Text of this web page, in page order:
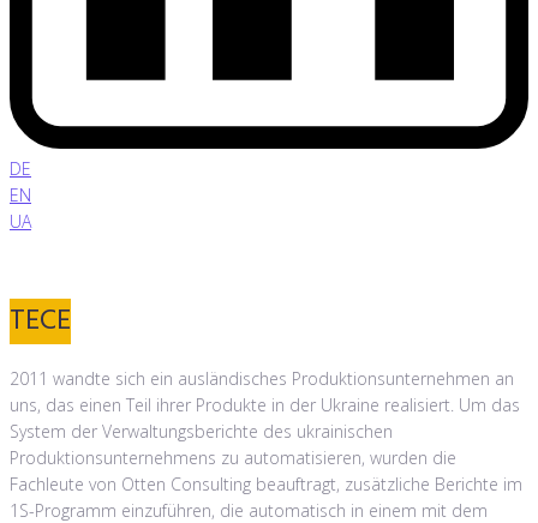
DE
EN
UA
TECE
2011 wandte sich ein ausländisches Produktionsunternehmen an
uns, das einen Teil ihrer Produkte in der Ukraine realisiert. Um das
System der Verwaltungsberichte des ukrainischen
Produktionsunternehmens zu automatisieren, wurden die
Fachleute von Otten Consulting beauftragt, zusätzliche Berichte im
1S-Programm einzuführen, die automatisch in einem mit dem